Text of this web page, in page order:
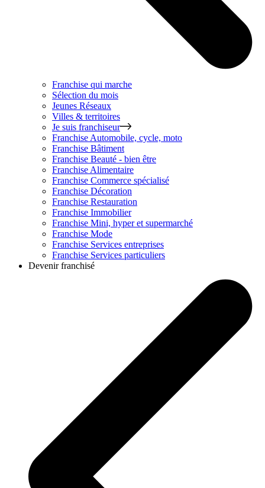
Franchise qui marche
Sélection du mois
Jeunes Réseaux
Villes & territoires
Je suis franchiseur
Franchise Automobile, cycle, moto
Franchise Bâtiment
Franchise Beauté - bien être
Franchise Alimentaire
Franchise Commerce spécialisé
Franchise Décoration
Franchise Restauration
Franchise Immobilier
Franchise Mini, hyper et supermarché
Franchise Mode
Franchise Services entreprises
Franchise Services particuliers
Devenir franchisé